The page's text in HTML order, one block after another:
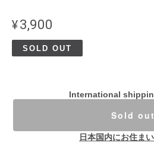
¥3,900
SOLD OUT
International
Sold out
日本国内にお住ま